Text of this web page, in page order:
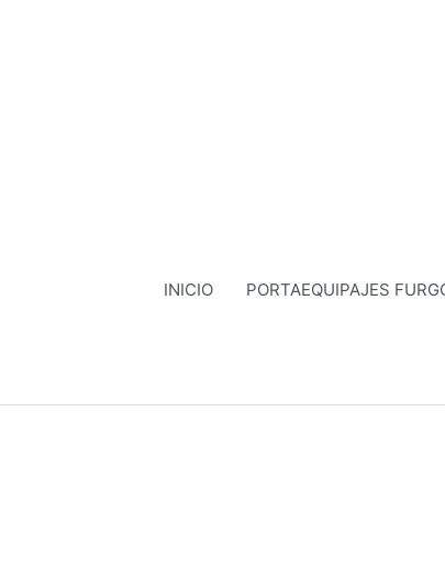
INICIO PORTAEQUIPAJES